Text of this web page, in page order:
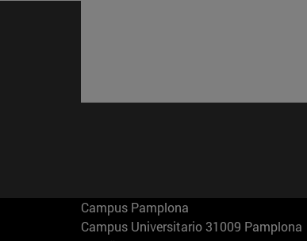
Campus Pamplona
Campus Universitario 31009 Pamplona